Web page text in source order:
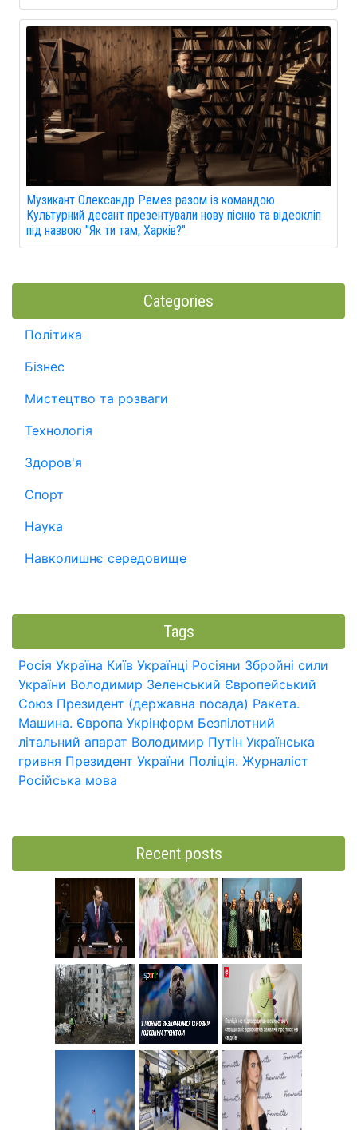
Музикант Олександр Ремез разом із командою
Культурний десант презентували нову пісню та відеокліп
під назвою "Як ти там, Харків?"
Categories
Політика
Бізнес
Мистецтво та розваги
Технологія
Здоров'я
Спорт
Наука
Навколишнє середовище
Tags
Росія Україна Київ Українці Росіяни Збройні сили
України Володимир Зеленський Європейський
Союз Президент (державна посада) Ракета.
Машина. Європа Укрінформ Безпілотний
літальний апарат Володимир Путін Українська
гривня Президент України Поліція. Журналіст
Російська мова
Recent posts